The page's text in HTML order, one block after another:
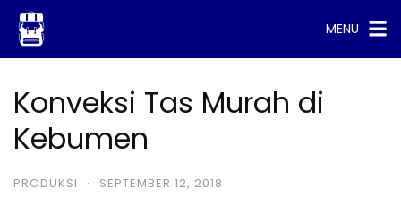
Skip
content
MENU
Konveksi Tas Murah di
Kebumen
PRODUKSI · SEPTEMBER 12, 2018